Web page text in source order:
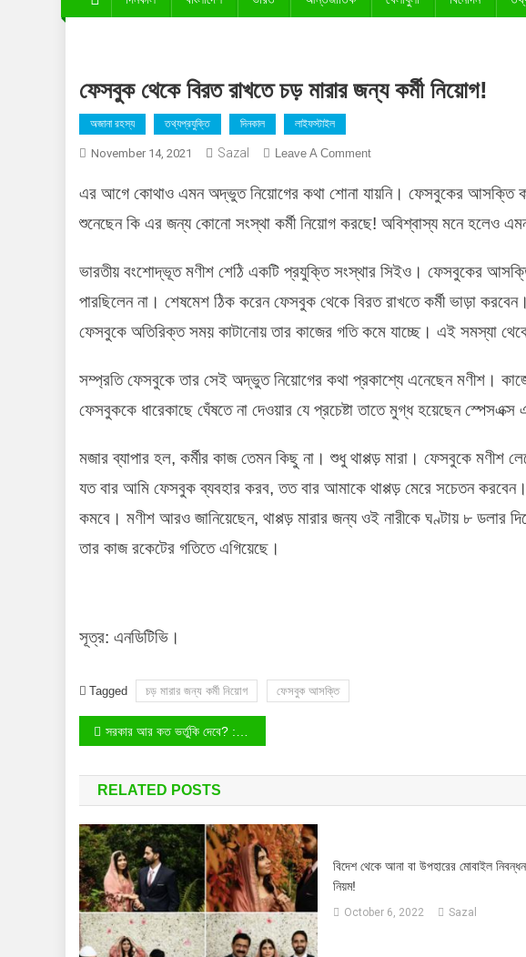
ফেসবুক থেকে বিরত রাখতে চড় মারার জন্য কর্মী নিয়োগ!
অজানা রহস্য তথ্যপ্রযুক্তি দিনকাল লাইফস্টাইল
November 14, 2021 Sazal Leave A CommentOn
থেকে
বিরত
মারার
জন্য
নিয়োগ!
এর আগে কোথাও এমন অদ্ভুত নিয়োগের কথা শোনা যায়নি। ফেসবুকের আসক্তি
শুনেছেন কি এর জন্য কোনো সংস্থা কর্মী নিয়োগ করছে! অবিশ্বাস্য মনে হলেও
ভারতীয় বংশোদ্ভূত মণীশ শেঠি একটি প্রযুক্তি সংস্থার সিইও। ফেসবুকের
পারছিলেন না। শেষমেশ ঠিক করেন ফেসবুক থেকে বিরত রাখতে কর্মী ভাড়া
ফেসবুকে অতিরিক্ত সময় কাটানোয় তার কাজের গতি কমে যাচ্ছে। এই সমস্যা
সম্প্রতি ফেসবুকে তার সেই অদ্ভুত নিয়োগের কথা প্রকাশ্যে এনেছেন মণীশ।
ফেসবুককে ধারেকাছে ঘেঁষতে না দেওয়ার যে প্রচেষ্টা তাতে মুগ্ধ হয়েছেন
মজার ব্যাপার হল, কর্মীর কাজ তেমন কিছু না। শুধু থাপ্পড় মারা। ফেসবুকে মণীশ
যত বার আমি ফেসবুক ব্যবহার করব, তত বার আমাকে থাপ্পড় মেরে সচেতন
কমবে। মণীশ আরও জানিয়েছেন, থাপ্পড় মারার জন্য ওই নারীকে ঘণ্টায় ৮ ডলার
তার কাজ রকেটের গতিতে এগিয়েছে।
সূত্র: এনডিটিভি।
Tagged চড় মারার জন্য কর্মী নিয়োগ ফেসবুক আসক্তি
Post
navigation
সরকার আর কত ভর্তুকি দেবে? : ডিজেলের দাম বৃদ্ধি প্রসঙ্গে অর্থমন্ত্রী
RELATED POSTS
বিদেশ থেকে আনা বা উপহারের মোবাইল
নিয়ম!
October 6, 2022 Sazal